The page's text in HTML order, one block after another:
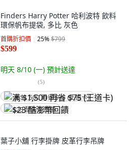
Finders Harry Potter 哈利波特 飲料
環保帆布提袋, 多比 灰色
首購折扣價 25%$799
$599
明天 8/10 (一) 預計送達
(5)
满 $1,500 再省 $75 (王道卡)
$23 酷澎幣回饋
葉子小舖 行李掛牌 皮革行李吊牌